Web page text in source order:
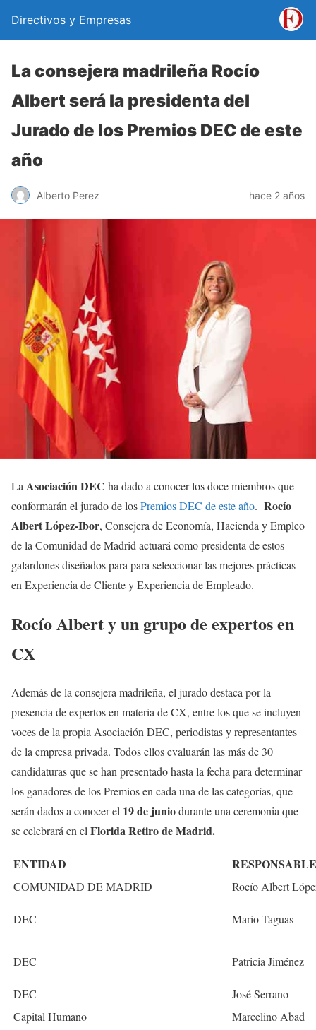
Directivos y Empresas
La consejera madrileña Rocío
Albert será la presidenta del
Jurado de los Premios DEC de este
año
Alberto Perez hace 2 años
LaAsociación DEC ha dado a conocer los doce miembros que
conformarán el jurado de losPremios DEC de este año. Rocío
Albert López-Ibor, Consejera de Economía, Hacienda y Empleo
de la Comunidad de Madrid actuará como presidenta de estos
galardones diseñados para para seleccionar las mejores prácticas
en Experiencia de Cliente y Experiencia de Empleado.
Rocío Albert y un grupo de expertos en
CX
Además de la consejera madrileña, el jurado destaca por la
presencia de expertos en materia de CX, entre los que se incluyen
voces de la propia Asociación DEC, periodistas y representantes
de la empresa privada. Todos ellos evaluarán las más de 30
candidaturas que se han presentado hasta la fecha para determinar
los ganadores de los Premios en cada una de las categorías, que
serán dados a conocer el 19 de juniodurante una ceremonia que
se celebrará en elFlorida Retiro de Madrid.
ENTIDAD RESPONSABLE
COMUNIDAD DE MADRID Rocío Albert
DEC Mario Taguas
DEC Patricia Jiménez
DEC
José Serrano
Capital Humano
Marcelino Abad